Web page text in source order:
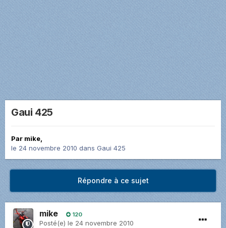
Gaui 425
Par mike,
le 24 novembre 2010 dans Gaui 425
Répondre à ce sujet
mike 120
Posté(e) le 24 novembre 2010